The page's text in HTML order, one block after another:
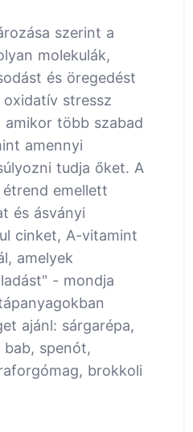
szerint a
molekulák,
és öregedést
stressz
amikor több szabad
amennyi
tudja őket. A
emellett
és ásványi
cinket, A-vitamint
amelyek
- mondja
ajánl: sárgarépa,
spenót,
brokkoli